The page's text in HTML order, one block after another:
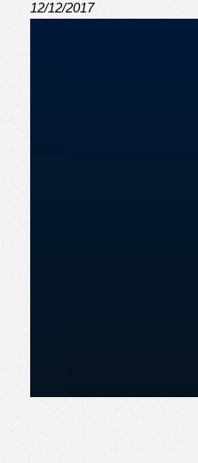
12/12/2017